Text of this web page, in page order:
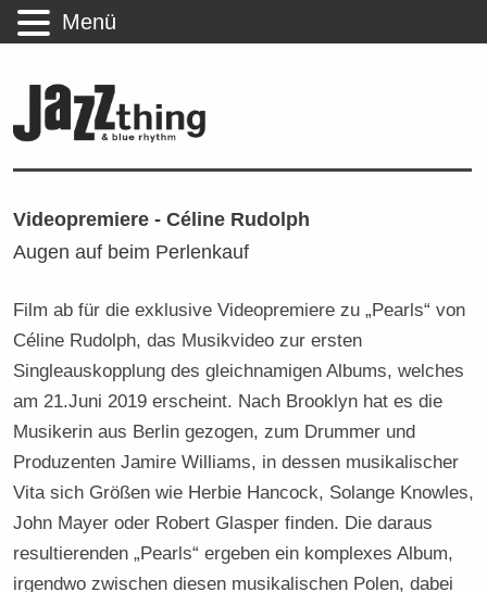
Videopremiere - Céline Rudolph
Augen auf beim Perlenkauf
Film ab für die exklusive Videopremiere zu „Pearls“ von
Céline Rudolph, das Musikvideo zur ersten
Singleauskopplung des gleichnamigen Albums, welches
am 21.Juni 2019 erscheint. Nach Brooklyn hat es die
Musikerin aus Berlin gezogen, zum Drummer und
Produzenten Jamire Williams, in dessen musikalischer
Vita sich Größen wie Herbie Hancock, Solange Knowles,
John Mayer oder Robert Glasper finden. Die daraus
resultierenden „Pearls“ ergeben ein komplexes Album,
irgendwo zwischen diesen musikalischen Polen, dabei
Menü